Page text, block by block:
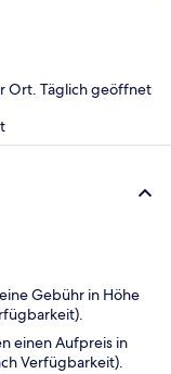
Ort. Täglich geöffnet
Gebühr in Höhe
einen Aufpreis in
Verfügbarkeit).